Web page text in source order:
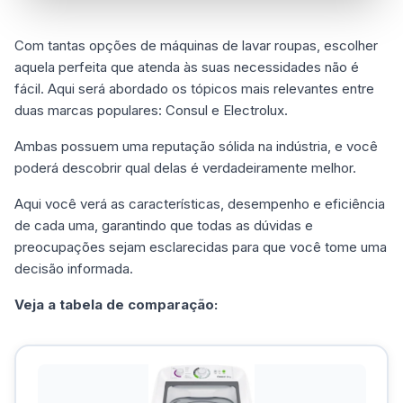
Com tantas opções de máquinas de lavar roupas, escolher
aquela perfeita que atenda às suas necessidades não é
fácil. Aqui será abordado os tópicos mais relevantes entre
duas marcas populares: Consul e Electrolux.
Ambas possuem uma reputação sólida na indústria, e você
poderá descobrir qual delas é verdadeiramente melhor.
Aqui você verá as características, desempenho e eficiência
de cada uma, garantindo que todas as dúvidas e
preocupações sejam esclarecidas para que você tome uma
decisão informada.
Veja a tabela de comparação: